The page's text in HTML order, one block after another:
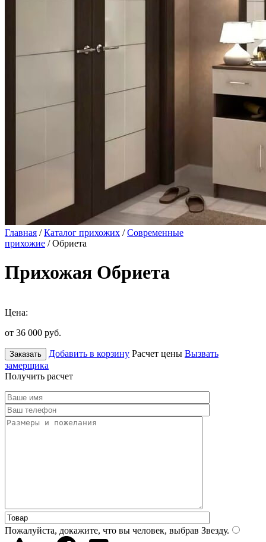
Главная /Каталог прихожих /Современные
прихожие / Обриета
Прихожая Обриета
Цена:
от 36 000 руб.
Заказать Добавить в корзину Расчет цены Вызвать
замерщика
Получить расчет
Пожалуйста, докажите, что вы человек, выбрав Звезду.